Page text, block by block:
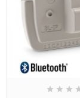
  